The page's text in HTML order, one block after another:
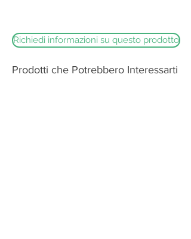
Richiedi informazioni su questo prodotto
Prodotti che Potrebbero Interessarti